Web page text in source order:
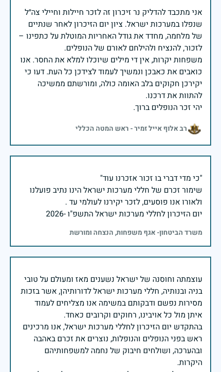
אני מתכבד להדליק נר זיכרון זה לזכר חיילות וחיילי צה״ל
שנפלו במערכות ישראל. ציון יום הזיכרון לאחר שנתיים
של מלחמה, מחדד את גודל האחריות המוטלת על כתפינו –
משפחות יקרות, אין די מילים שיוכלו למלא את החסר. אנו
כואבים את כאבכן ונמשיך לעמוד לצידכן כל העת. דעו כי
יקירכן חקוקים בלב האומה כולה, ומורשתם ממשיכה
יהי זכר הנופלים ברוך.
רב אלוף אייל זמיר - ראש המטה הכללי
שימור זכרם של חללי מערכות ישראל הינו נתיב פועלנו
יום הזיכרון לחללי מערכות ישראל התשפ"ו -2026
משרד הביטחון- אגף משפחות, הנצחה ומורשת
עוצמתה וחוסנה של ישראל נשענים מאז ומעולם על טובי
בניה ובנותיה, חללי מערכות ישראל לדורותיהן, אשר בזכות
מסירות נפשם ודבקותם במשימה אנו מצליחים לעמוד
בהתקדש יום הזיכרון לחללי מערכות ישראל, אנו מרכינים
ראש בפני הנופלים והנופלות, נוצרים את זכרם באהבה
ובהערכה, ושולחים חיבוק של נחמה למשפחותיהם